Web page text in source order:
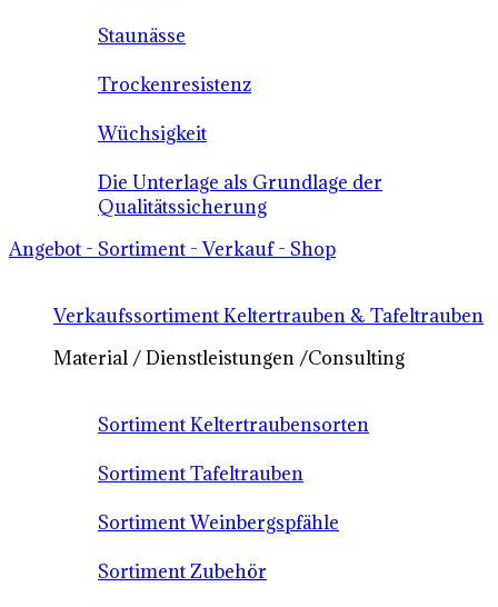
Staunässe
Trockenresistenz
Wüchsigkeit
Die Unterlage als Grundlage der
Qualitätssicherung
Angebot - Sortiment - Verkauf - Shop
Verkaufssortiment Keltertrauben & Tafeltrauben
Material / Dienstleistungen /Consulting
Sortiment Keltertraubensorten
Sortiment Tafeltrauben
Sortiment Weinbergspfähle
Sortiment Zubehör